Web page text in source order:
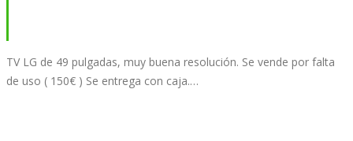
TV LG de 49 pulgadas, muy buena resolución. Se vende por falta
de uso ( 150€ ) Se entrega con caja.…